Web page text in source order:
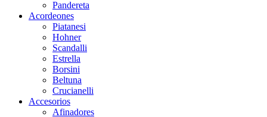
Pandereta
Acordeones
Piatanesi
Hohner
Scandalli
Estrella
Borsini
Beltuna
Crucianelli
Accesorios
Afinadores